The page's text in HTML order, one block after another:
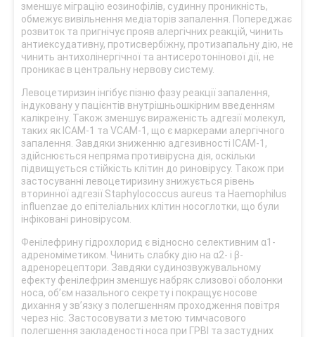
зменшує міграцію еозинофілів, судинну проникність,
обмежує вивільнення медіаторів запалення. Попереджає
розвиток та пригнічує прояв алергічних реакцій, чинить
антиексудативну, протисвербіжну, протизапальну дію, не
чинить антихолінергічної та антисеротонінової дії, не
проникає в центральну нервову систему.
Левоцетиризин інгібує пізню фазу реакції запалення,
індуковану у пацієнтів внутрішньошкірним введенням
калікреїну. Також зменшує вираженість адгезії молекул,
таких як ICAM-1 та VCAM-1, що є маркерами алергічного
запалення. Завдяки зниженню адгезивності ICAM-1,
здійснюється непряма противірусна дія, оскільки
підвищується стійкість клітин до риновірусу. Також при
застосуванні левоцетиризину знижується рівень
вторинної адгезії Staphylococcus aureus та Haemophilus
influenzae до епітеліальних клітин носоглотки, що були
інфіковані риновірусом.
Фенілефрину гідрохлорид є відносно селективним α1-
адреноміметиком. Чинить слабку дію на α2- і β-
адренорецептори. Завдяки судинозвужувальному
ефекту фенілефрин зменшує набряк слизової оболонки
носа, об’єм назального секрету і покращує носове
дихання у зв’язку з полегшенням проходження повітря
через ніс. Застосовувати з метою тимчасового
полегшення закладеності носа при ГРВІ та застудних